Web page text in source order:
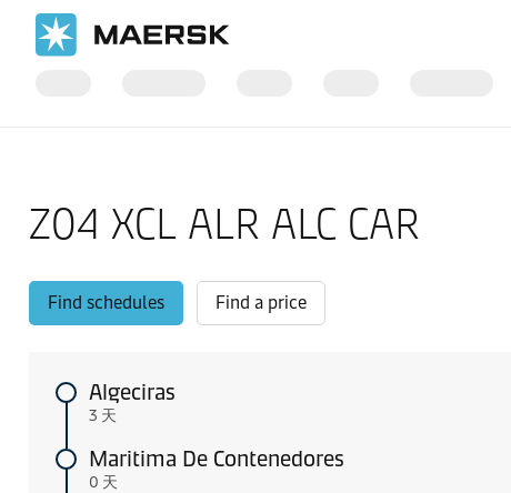
Z04 XCL ALR ALC CAR
Find schedules Find a price
Algeciras
3 天
Maritima De Contenedores
0 天